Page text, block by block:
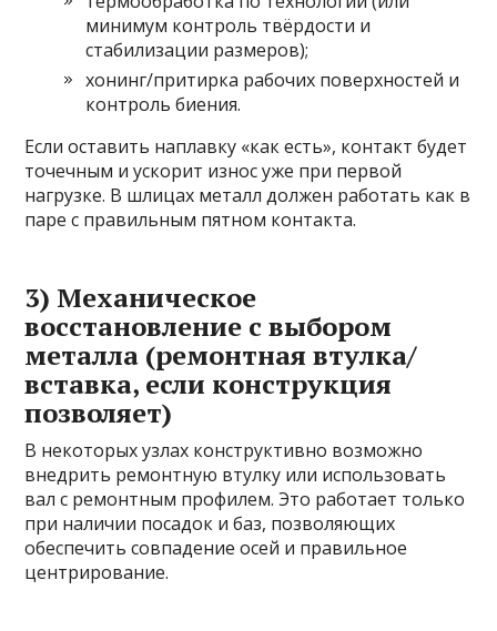
минимум контроль твёрдости и
стабилизации размеров);
хонинг/притирка рабочих поверхностей и
контроль биения.
Если оставить наплавку «как есть», контакт будет
точечным и ускорит износ уже при первой
нагрузке. В шлицах металл должен работать как в
паре с правильным пятном контакта.
3) Механическое
восстановление с выбором
металла (ремонтная втулка/
вставка, если конструкция
позволяет)
В некоторых узлах конструктивно возможно
внедрить ремонтную втулку или использовать
вал с ремонтным профилем. Это работает только
при наличии посадок и баз, позволяющих
обеспечить совпадение осей и правильное
центрирование.